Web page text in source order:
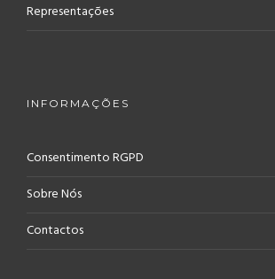
Representações
INFORMAÇÕES
Consentimento RGPD
Sobre Nós
Contactos